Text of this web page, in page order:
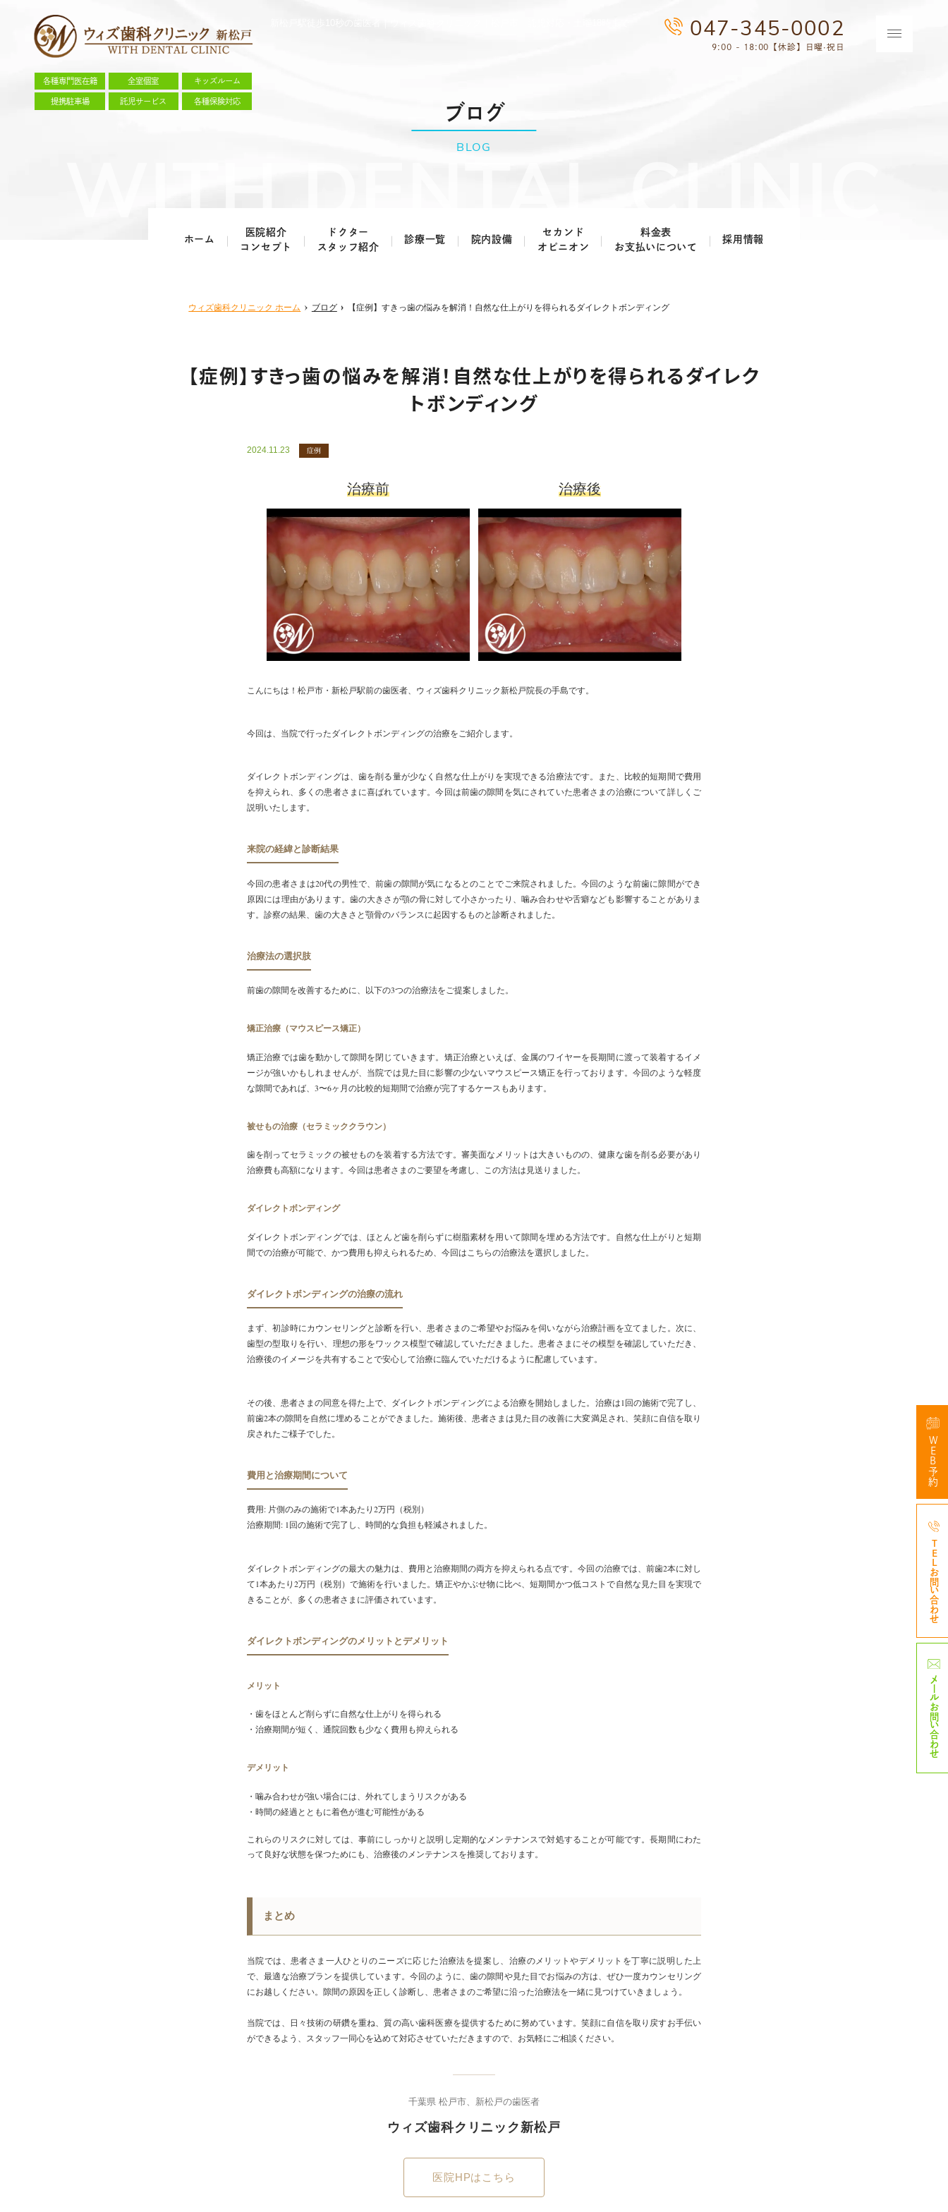
各種専門医在籍 全室個室 キッズルーム
提携駐車場 託児サービス 各種保険対応
047-345-0002
9:00 - 18:00【休診】日曜·祝日
ブログ
BLOG
ホーム
医院紹介
コンセプト
ドクター
スタッフ紹介
診療一覧
予防歯科 小児歯科
審美治療・セラミック ホワイトニング
親知らず抜歯専門外来 矯正歯科
院内設備
セカンド
オピニオン
料金表
お支払いについて
採用情報
歯科助手・受付
ウィズ歯科クリニック ホーム ブログ 【症例】すきっ歯の悩みを解消！自然な仕上がりを得られるダイレクトボンディング
【症例】すきっ歯の悩みを解消！自然な仕上がりを得られるダイレク
トボンディング
2024.11.23 症例
治療前 治療後
こんにちは！松戸市・新松戸駅前の歯医者、ウィズ歯科クリニック新松戸院長の手島です。
今回は、当院で行ったダイレクトボンディングの治療をご紹介します。
ダイレクトボンディングは、歯を削る量が少なく自然な仕上がりを実現できる治療法です。また、比較的短期間で費用
を抑えられ、多くの患者さまに喜ばれています。今回は前歯の隙間を気にされていた患者さまの治療について詳しくご
説明いたします。
来院の経緯と診断結果
今回の患者さまは20代の男性で、前歯の隙間が気になるとのことでご来院されました。今回のような前歯に隙間ができ
原因には理由があります。歯の大きさが顎の骨に対して小さかったり、噛み合わせや舌癖なども影響することがありま
す。診察の結果、歯の大きさと顎骨のバランスに起因するものと診断されました。
治療法の選択肢
前歯の隙間を改善するために、以下の3つの治療法をご提案しました。
矯正治療（マウスピース矯正）
矯正治療では歯を動かして隙間を閉じていきます。矯正治療といえば、金属のワイヤーを長期間に渡って装着するイメ
ージが強いかもしれませんが、当院では見た目に影響の少ないマウスピース矯正を行っております。今回のような軽度
な隙間であれば、3〜6ヶ月の比較的短期間で治療が完了するケースもあります。
被せもの治療（セラミッククラウン）
歯を削ってセラミックの被せものを装着する方法です。審美面なメリットは大きいものの、健康な歯を削る必要があり
治療費も高額になります。今回は患者さまのご要望を考慮し、この方法は見送りました。
ダイレクトボンディング
ダイレクトボンディングでは、ほとんど歯を削らずに樹脂素材を用いて隙間を埋める方法です。自然な仕上がりと短期
間での治療が可能で、かつ費用も抑えられるため、今回はこちらの治療法を選択しました。
ダイレクトボンディングの治療の流れ
まず、初診時にカウンセリングと診断を行い、患者さまのご希望やお悩みを伺いながら治療計画を立てました。次に、
歯型の型取りを行い、理想の形をワックス模型で確認していただきました。患者さまにその模型を確認していただき、
治療後のイメージを共有することで安心して治療に臨んでいただけるように配慮しています。
その後、患者さまの同意を得た上で、ダイレクトボンディングによる治療を開始しました。治療は1回の施術で完了し、
前歯2本の隙間を自然に埋めることができました。施術後、患者さまは見た目の改善に大変満足され、笑顔に自信を取り
戻されたご様子でした。
費用と治療期間について
費用: 片側のみの施術で1本あたり2万円（税別）
治療期間: 1回の施術で完了し、時間的な負担も軽減されました。
ダイレクトボンディングの最大の魅力は、費用と治療期間の両方を抑えられる点です。今回の治療では、前歯2本に対し
て1本あたり2万円（税別）で施術を行いました。矯正やかぶせ物に比べ、短期間かつ低コストで自然な見た目を実現で
きることが、多くの患者さまに評価されています。
ダイレクトボンディングのメリットとデメリット
メリット
・歯をほとんど削らずに自然な仕上がりを得られる
・治療期間が短く、通院回数も少なく費用も抑えられる
デメリット
・噛み合わせが強い場合には、外れてしまうリスクがある
・時間の経過とともに着色が進む可能性がある
これらのリスクに対しては、事前にしっかりと説明し定期的なメンテナンスで対処することが可能です。長期間にわた
って良好な状態を保つためにも、治療後のメンテナンスを推奨しております。
まとめ
当院では、患者さま一人ひとりのニーズに応じた治療法を提案し、治療のメリットやデメリットを丁寧に説明した上
で、最適な治療プランを提供しています。今回のように、歯の隙間や見た目でお悩みの方は、ぜひ一度カウンセリング
にお越しください。隙間の原因を正しく診断し、患者さまのご希望に沿った治療法を一緒に見つけていきましょう。
当院では、日々技術の研鑽を重ね、質の高い歯科医療を提供するために努めています。笑顔に自信を取り戻すお手伝い
ができるよう、スタッフ一同心を込めて対応させていただきますので、お気軽にご相談ください。
千葉県 松戸市、新松戸の歯医者
ウィズ歯科クリニック新松戸
医院HPはこちら
WEB予約
047-
TELお問い合わせ
メール
お問い合わせ